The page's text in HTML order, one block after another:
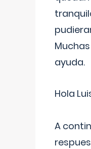
ayuda.
Hola
A